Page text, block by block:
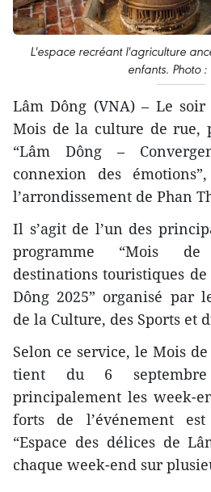
L'espace recréant l'agriculture
enfants. Photo :
Lâm Dông (VNA) – Le
Mois de la culture de rue,
“Lâm Dông –
connexion des
l’arrondissement de Phan
Il s’agit de l’un des
programme “Mois
destinations touristiques
Dông 2025” organisé par
de la Culture, des Sports et
Selon ce service, le Mois
tient du 6
principalement les week-
forts de l’événement
“Espace des délices de
chaque week-end sur